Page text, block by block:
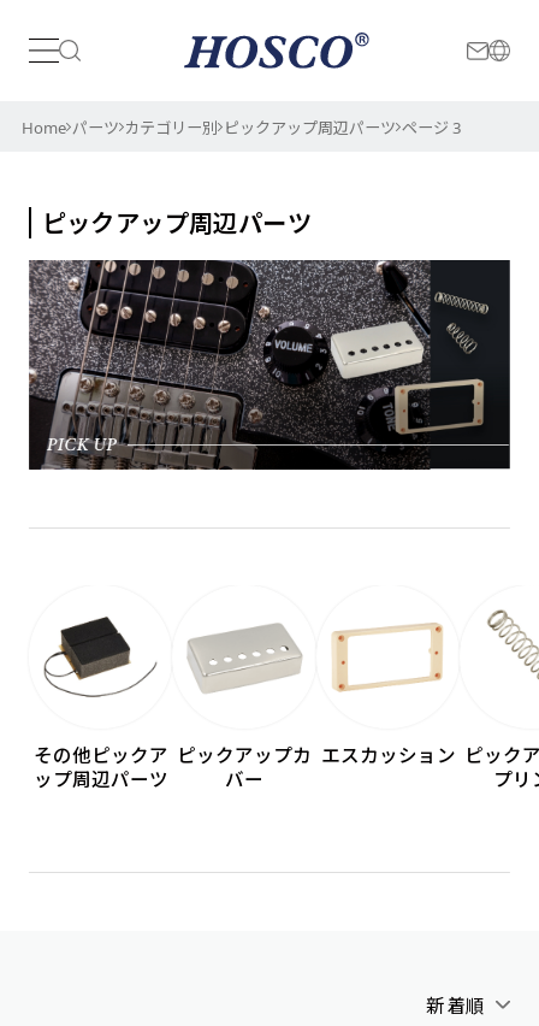
日本 International
Home パーツ カテゴリー別 ピックアップ周辺パーツ ページ 3
ピックアップ周辺パーツ
その他ピックア
ップ周辺パーツ
ピックアップカ
バー
エスカッション ピック
プリ
新着順